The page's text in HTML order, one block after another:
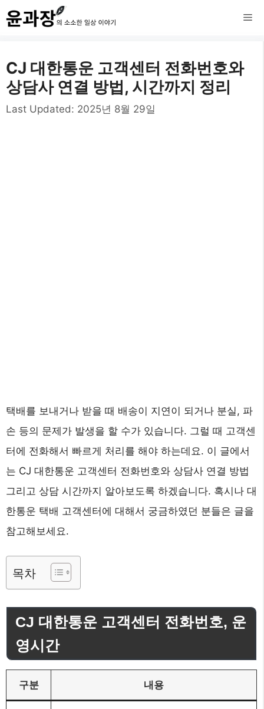
컨
텐
로
건
너
메
CJ 대한통운 고객센터 전화번호와
상담사 연결 방법, 시간까지 정리
Last Updated: 2025년 8월 29일
택배를 보내거나 받을 때 배송이 지연이 되거나 분실, 파
손 등의 문제가 발생을 할 수가 있습니다. 그럴 때 고객센
터에 전화해서 빠르게 처리를 해야 하는데요. 이 글에서
는 CJ 대한통운 고객센터 전화번호와 상담사 연결 방법
그리고 상담 시간까지 알아보도록 하겠습니다. 혹시나 대
한통운 택배 고객센터에 대해서 궁금하였던 분들은 글을
참고해보세요.
목차
CJ 대한통운 고객센터 전화번호, 운
영시간
구분 내용